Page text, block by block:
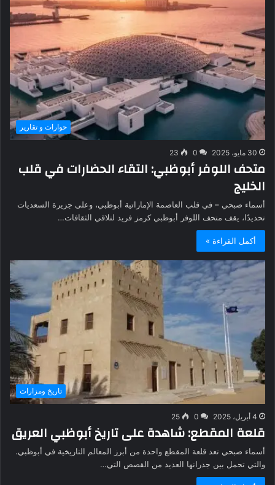
حوارات و تقارير
30 مايو، 2025 0
23
متحف اللوفر أبوظبي: التقاء الحضارات في قلب
الخليج
أسماء صبحي – في قلب العاصمة الإماراتية أبوظبي، وعلى جزيرة السعديات
تحديدًا، يقف متحف اللوفر أبوظبي كرمز فريد لتلاقي الثقافات…
أكمل القراءة »
تاريخ ومزارات
4 أبريل، 2025 0
25
قلعة المقطع: شاهدة على تاريخ أبوظبي العريق
أسماء صبحي تعد قلعة المقطع واحدة من أبرز المعالم التاريخية في أبوظبي.
والتي تحمل بين جدرانها العديد من القصص التي…